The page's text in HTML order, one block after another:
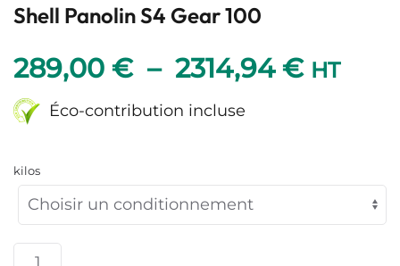
Shell Panolin S4 Gear 100
289,00 € – 2314,94€Plage
à
HT
Éco-contribution incluse
kilos
quantité